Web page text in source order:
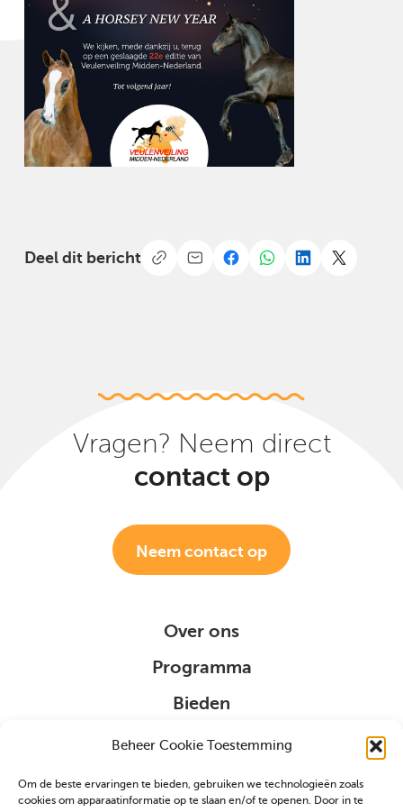
Beheer Cookie Toestemming
Om de beste ervaringen te bieden, gebruiken we technologieën zoals
cookies om apparaatinformatie op te slaan en/of te openen. Door in te
Deel dit bericht
Vragen? Neem direct
contact op
Neem contact op
Over ons
Programma
Bieden
Organisatie
Sponsoring